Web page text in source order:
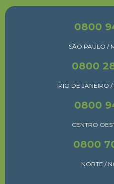
0800
SÃO PAULO /
0800
RIO DE JANEIRO /
0800
CENTRO
0800
NORTE /